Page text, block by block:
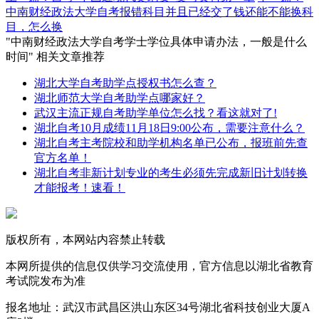
中南财经政法大学自考报错科目并且已经交了钱还能不能换科
目，怎么换
"中南财经政法大学自考学士学位具体申请办法，一般是什么
时间" 相关文章推荐
湖北大学自考助学点授权书怎么查？
湖北师范大学自考助学点哪家好？
武汉主流正规自考助学单位怎么找？看这就对了!
湖北自考10月成绩11月18日9:00公布，需要注意什么？
湖北自考主考院校和助学机构名单已公布，报班前先查
官方名单！
湖北自考非新计划专业的考生必须先完成新旧计划转换
才能报考！速看！
版权所有，本网站内容禁止转载
本网所提供的信息仅供学习交流使用，官方信息以湖北省教育
考试院发布为准
报名地址：武汉市武昌区洪山东区34号湖北省科技创业大厦A